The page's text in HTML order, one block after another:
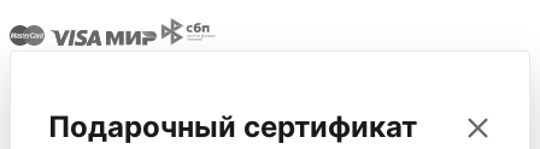
Подарочный сертификат